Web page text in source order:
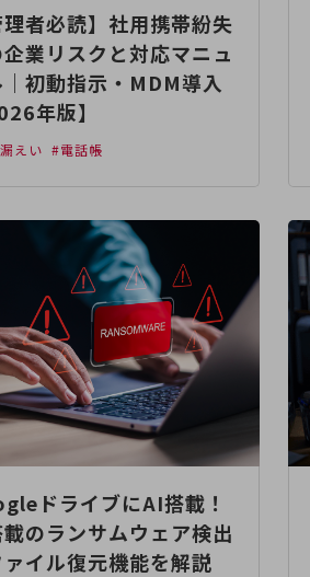
理者必読】社用携帯紛失
業リスクと対応マニュ
｜初動指示・MDM導入
年版】
えい #電話帳
ドライブにAI搭載！
のランサムウェア検出
ァイル復元機能を解説